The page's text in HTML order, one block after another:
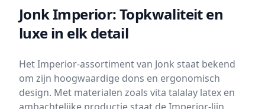
Jonk Imperior: Topkwaliteit en
luxe in elk detail
Het Imperior-assortiment van Jonk staat bekend
om zijn hoogwaardige dons en ergonomisch
design. Met materialen zoals vita talalay latex en